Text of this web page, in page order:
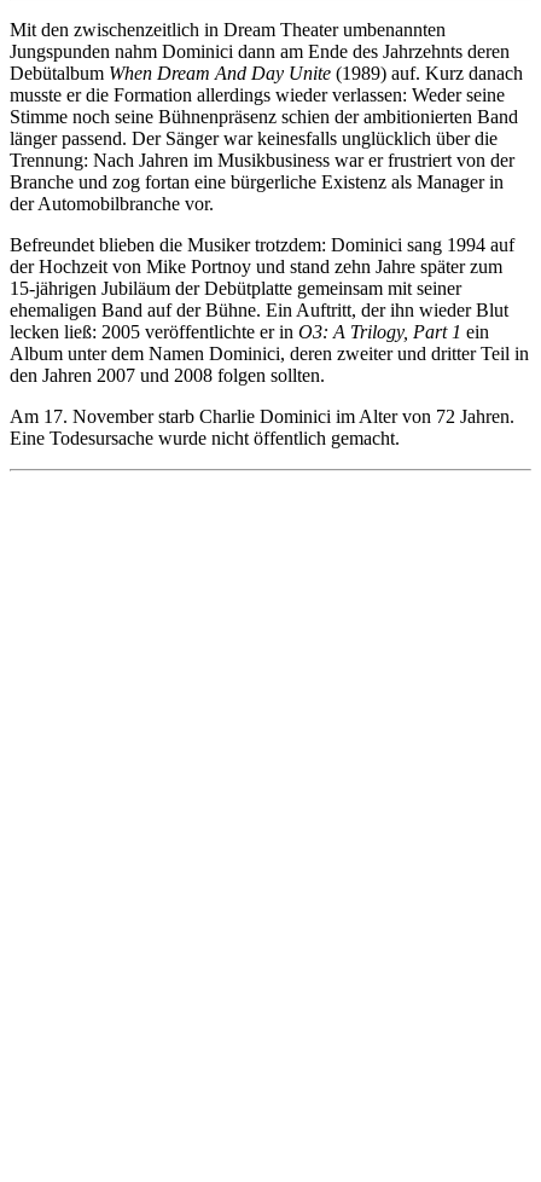
Mit den zwischenzeitlich in Dream Theater umbenannten
Jungspunden nahm Dominici dann am Ende des Jahrzehnts deren
Debütalbum When Dream And Day Unite (1989) auf. Kurz danach
musste er die Formation allerdings wieder verlassen: Weder seine
Stimme noch seine Bühnenpräsenz schien der ambitionierten Band
länger passend. Der Sänger war keinesfalls unglücklich über die
Trennung: Nach Jahren im Musikbusiness war er frustriert von der
Branche und zog fortan eine bürgerliche Existenz als Manager in
der Automobilbranche vor.
Befreundet blieben die Musiker trotzdem: Dominici sang 1994 auf
der Hochzeit von Mike Portnoy und stand zehn Jahre später zum
15-jährigen Jubiläum der Debütplatte gemeinsam mit seiner
ehemaligen Band auf der Bühne. Ein Auftritt, der ihn wieder Blut
lecken ließ: 2005 veröffentlichte er in O3: A Trilogy, Part 1 ein
Album unter dem Namen Dominici, deren zweiter und dritter Teil in
den Jahren 2007 und 2008 folgen sollten.
Am 17. November starb Charlie Dominici im Alter von 72 Jahren.
Eine Todesursache wurde nicht öffentlich gemacht.